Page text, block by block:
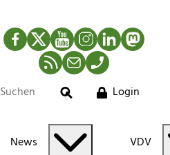
Facebook
TwitterYouTubeInstagram
LinkedIn
RSS-Newsfeed
MailTelefon
Suche
Login
News VDV